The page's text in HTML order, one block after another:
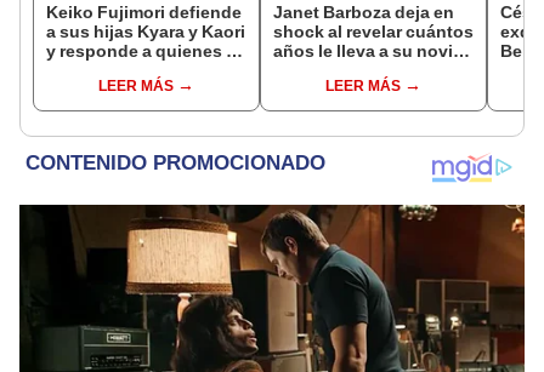
Keiko Fujimori defiende
a sus hijas Kyara y Kaori
y responde a quienes la
“No pueden decirme”
LEER MÁS
Janet Barboza deja en
shock al revelar cuántos
años le lleva a su novio
plenitud”LEER MÁS
la